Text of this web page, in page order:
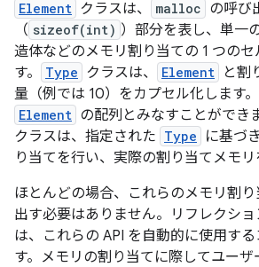
Element クラスは、 malloc の呼び
（ sizeof(int) ）部分を表し、単一
造体などのメモリ割り当ての 1 つの
す。
Type クラスは、 Element
と割
量（例では 10）をカプセル化します。
Element の配列とみなすことができま
クラスは、指定された Type
に基づ
り当てを行い、実際の割り当てメモリ
ほとんどの場合、これらのメモリ割
出す必要はありません。リフレクシ
は、これらの API を自動的に使用す
す。メモリの割り当てに際してユー